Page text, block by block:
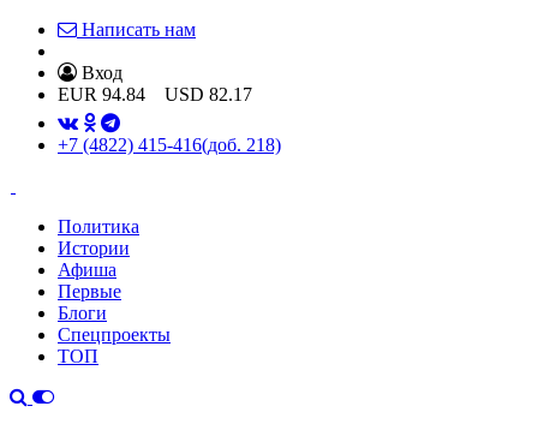
Написать нам
Вход
EUR 94.84 USD 82.17
+7 (4822) 415-416(доб. 218)
Политика
Истории
Афиша
Первые
Блоги
Спецпроекты
ТОП